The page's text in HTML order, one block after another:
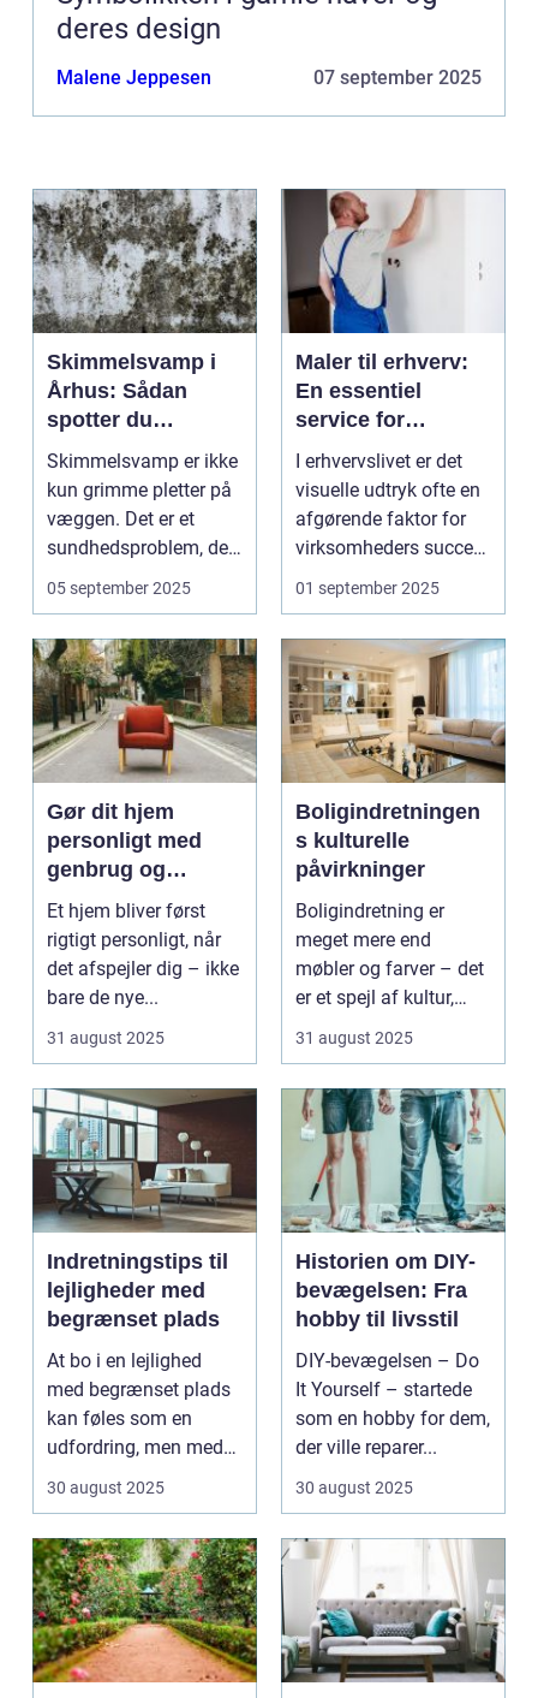
deres design
Malene Jeppesen 07 september 2025
Skimmelsvamp i
Århus: Sådan
spotter du
problemet
Skimmelsvamp er ikke
kun grimme pletter på
væggen. Det er et
sundhedsproblem, der
ofte s...
05 september 2025
Maler til erhverv:
En essentiel
service for
virksomheder
I erhvervslivet er det
visuelle udtryk ofte en
afgørende faktor for
virksomheders succes.
En ...
01 september 2025
Gør dit hjem
personligt med
genbrug og
vintage
Et hjem bliver først
rigtigt personligt, når
det afspejler dig – ikke
bare de nye...
31 august 2025
Boligindretningen
s kulturelle
påvirkninger
Boligindretning er
meget mere end
møbler og farver – det
er et spejl af kultur,
traditi...
31 august 2025
Indretningstips til
lejligheder med
begrænset plads
At bo i en lejlighed
med begrænset plads
kan føles som en
udfordring, men med
de rette ...
30 august 2025
Historien om DIY-
bevægelsen: Fra
hobby til livsstil
DIY-bevægelsen – Do
It Yourself – startede
som en hobby for dem,
der ville reparer...
30 august 2025